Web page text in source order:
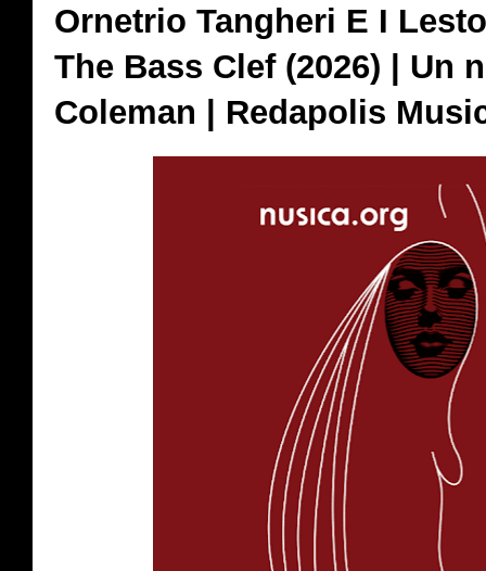
Ornetrio Tangheri E I
The Bass Clef (2026) | Un
Coleman | Redapolis